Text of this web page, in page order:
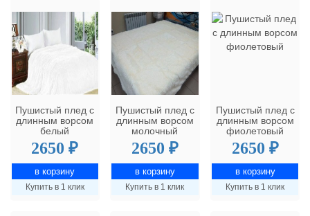
Пушистый плед с
длинным ворсом
белый
2650 ₽
Купить в 1 клик
Пушистый плед с
длинным ворсом
молочный
2650 ₽
Купить в 1 клик
Пушистый плед с
длинным ворсом
фиолетовый
2650 ₽
Купить в 1 клик